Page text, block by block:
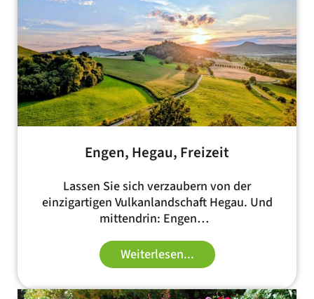
Engen, Hegau, Freizeit
Lassen Sie sich verzaubern von der
einzigartigen Vulkanlandschaft Hegau. Und
mittendrin: Engen…
Weiterlesen...